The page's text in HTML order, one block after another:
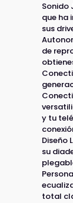
Sonido
que ha
sus
de
y tu
Diseño
su
total